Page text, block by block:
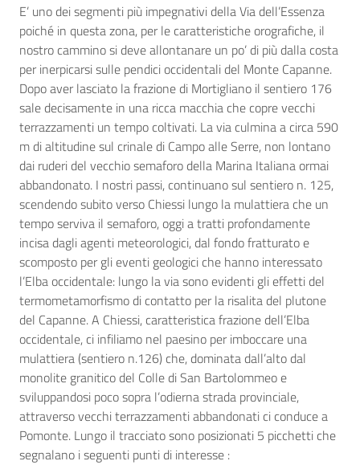
E’ uno dei segmenti più impegnativi della Via dell’Essenza
poiché in questa zona, per le caratteristiche orografiche, il
nostro cammino si deve allontanare un po’ di più dalla costa
per inerpicarsi sulle pendici occidentali del Monte Capanne.
Dopo aver lasciato la frazione di Mortigliano il sentiero 176
sale decisamente in una ricca macchia che copre vecchi
terrazzamenti un tempo coltivati. La via culmina a circa 590
m di altitudine sul crinale di Campo alle Serre, non lontano
dai ruderi del vecchio semaforo della Marina Italiana ormai
abbandonato. I nostri passi, continuano sul sentiero n. 125,
scendendo subito verso Chiessi lungo la mulattiera che un
tempo serviva il semaforo, oggi a tratti profondamente
incisa dagli agenti meteorologici, dal fondo fratturato e
scomposto per gli eventi geologici che hanno interessato
l’Elba occidentale: lungo la via sono evidenti gli effetti del
termometamorfismo di contatto per la risalita del plutone
del Capanne. A Chiessi, caratteristica frazione dell’Elba
occidentale, ci infiliamo nel paesino per imboccare una
mulattiera (sentiero n.126) che, dominata dall’alto dal
monolite granitico del Colle di San Bartolommeo e
sviluppandosi poco sopra l’odierna strada provinciale,
attraverso vecchi terrazzamenti abbandonati ci conduce a
Pomonte. Lungo il tracciato sono posizionati 5 picchetti che
segnalano i seguenti punti di interesse :